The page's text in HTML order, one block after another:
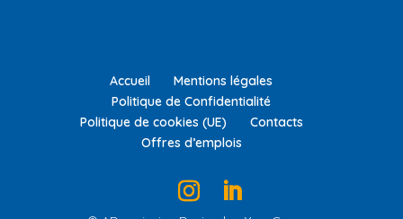
Accueil
Mentions légales
Politique de Confidentialité
Politique de cookies (UE)
Contacts
Offres d’emplois